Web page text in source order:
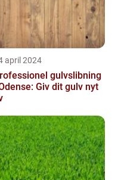
april 2024
gulvslibning
Giv dit gulv nyt